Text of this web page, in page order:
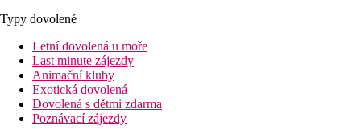
Typy dovolené
Letní dovolená u moře
Last minute zájezdy
Animační kluby
Exotická dovolená
Dovolená s dětmi zdarma
Poznávací zájezdy